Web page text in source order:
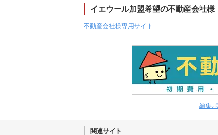
イエウール加盟希望の不動産会社様
不動産会社様専用サイト
編集
関連サイト